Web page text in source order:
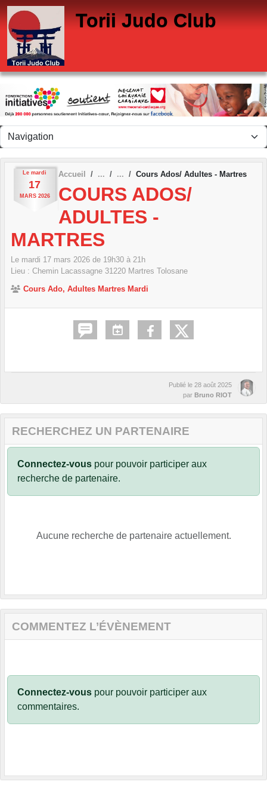
Torii Judo Club
Le mardi
17
MARS 2026
Accueil Cours Ados/ Adultes - Martres
COURS ADOS/
ADULTES -
MARTRES
Le mardi 17 mars 2026 de 19h30 à 21h
Lieu : Chemin Lacassagne 31220 Martres Tolosane
Cours Ado, Adultes Martres Mardi
Publié le 28 août 2025
par Bruno RIOT
RECHERCHEZ UN PARTENAIRE
Connectez-vous pour pouvoir participer aux
recherche de partenaire.
Aucune recherche de partenaire actuellement.
COMMENTEZ L’ÉVÈNEMENT
Connectez-vous pour pouvoir participer aux
commentaires.
Panneau de gestion des cookies